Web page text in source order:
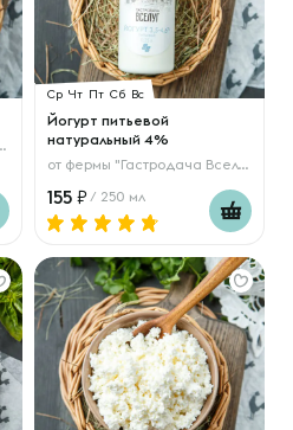
Ср Чт Пт Сб Вс
Йогурт питьевой
натуральный 4%
от фермы "Гастродача Вселуг"
155 / 250 мл